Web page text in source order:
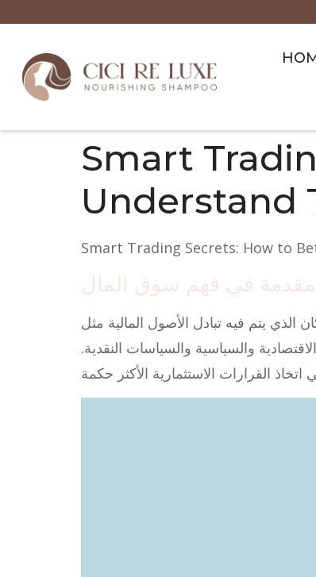
Smart
Understand
Smart Trading Secrets: How to
مقدمة في فهم سوق المال
يتم فيه تبادل الأصول المالية مثل
والسياسية والسياسات النقدية.